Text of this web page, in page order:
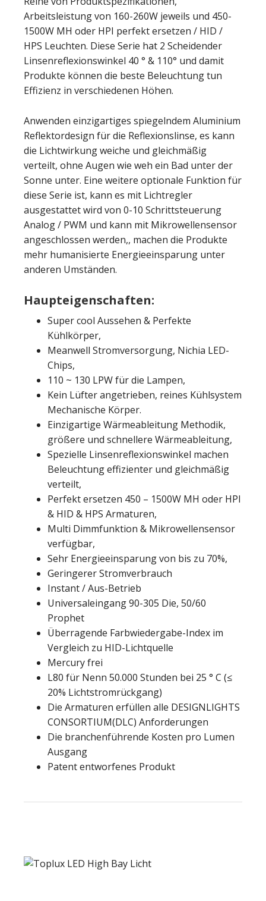
Arbeitsleistung von 160-260W jeweils und 450-
1500W MH oder HPI perfekt ersetzen / HID /
HPS Leuchten. Diese Serie hat 2 Scheidender
Linsenreflexionswinkel 40 ° & 110° und damit
Produkte können die beste Beleuchtung tun
Effizienz in verschiedenen Höhen.
Anwenden einzigartiges spiegelndem Aluminium
Reflektordesign für die Reflexionslinse, es kann
die Lichtwirkung weiche und gleichmäßig
verteilt, ohne Augen wie weh ein Bad unter der
Sonne unter. Eine weitere optionale Funktion für
diese Serie ist, kann es mit Lichtregler
ausgestattet wird von 0-10 Schrittsteuerung
Analog / PWM und kann mit Mikrowellensensor
angeschlossen werden,, machen die Produkte
mehr humanisierte Energieeinsparung unter
anderen Umständen.
Haupteigenschaften:
Super cool Aussehen & Perfekte
Kühlkörper,
Meanwell Stromversorgung, Nichia LED-
Chips,
110 ~ 130 LPW für die Lampen,
Kein Lüfter angetrieben, reines Kühlsystem
Mechanische Körper.
Einzigartige Wärmeableitung Methodik,
größere und schnellere Wärmeableitung,
Spezielle Linsenreflexionswinkel machen
Beleuchtung effizienter und gleichmäßig
verteilt,
Perfekt ersetzen 450 – 1500W MH oder HPI
& HID & HPS Armaturen,
Multi Dimmfunktion & Mikrowellensensor
verfügbar,
Sehr Energieeinsparung von bis zu 70%,
Geringerer Stromverbrauch
Instant / Aus-Betrieb
Universaleingang 90-305 Die, 50/60
Prophet
Überragende Farbwiedergabe-Index im
Vergleich zu HID-Lichtquelle
Mercury frei
L80 für Nenn 50.000 Stunden bei 25 ° C (≤
20% Lichtstromrückgang)
Die Armaturen erfüllen alle DESIGNLIGHTS
CONSORTIUM(DLC) Anforderungen
Die branchenführende Kosten pro Lumen
Ausgang
Patent entworfenes Produkt